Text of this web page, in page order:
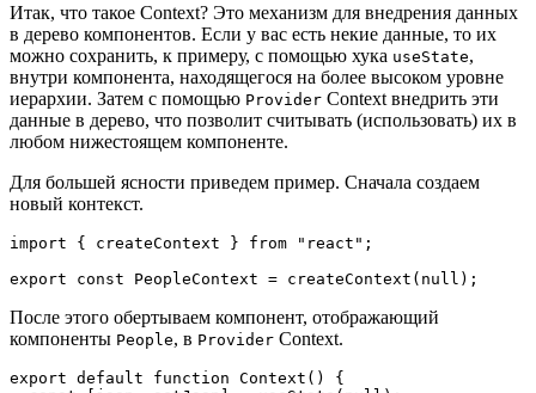
Итак, что такое Context? Это механизм для внедрения данных
в дерево компонентов. Если у вас есть некие данные, то их
можно сохранить, к примеру, с помощью хука useState,
внутри компонента, находящегося на более высоком уровне
иерархии. Затем с помощью Provider Context внедрить эти
данные в дерево, что позволит считывать (использовать) их в
любом нижестоящем компоненте.
Для большей ясности приведем пример. Сначала создаем
новый контекст.
import { createContext } from "react";
export const PeopleContext = createContext(null);
После этого обертываем компонент, отображающий
компоненты People, в Provider Context.
export default function Context() {